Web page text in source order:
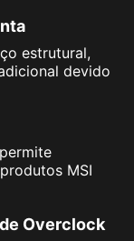
estrutural,
devido
MSI
Overclock